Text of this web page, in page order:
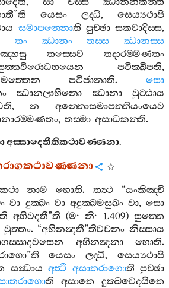
”ති යෙසං ලද‍්ධි, සෙය්‍යථාපි
සමාපන‍්නොති පුච‍්ඡා සකවාදිස‍්ස,
තං ඣානං තස‍්ස
ඣානස‍්ස
තස‍්සෙව
තදාරම‍්මණතං
පටික‍්ඛිපති,
පටිජානාති. සො
ඣානලාභිනො ඣානා
වුට‍්ඨාය
,න
අන‍්තොසමාපත‍්තියංයෙව
, තස‍්මා අසාධකන‍්ති.
අස‍්සාදෙතීතිකථාවණ‍්ණනා.
නාම හොති.තත්‍ථ “යංකිඤ‍්චි
වා දුක‍්ඛං වා අදුක‍්ඛමසුඛං වා, සො
අභිවදතී”ති (ම·නි· 1.409)සුත‍්තෙ
වුත‍්තං. “අභිනන්‍දතී”තිවචනං නිස‍්සාය
අභිනන්‍දනා හොති.
”ති යෙසං ලද‍්ධි,සෙය්‍යථාපි
සන්‍ධාය අත්‍ථි අසාතරාගොති පුච‍්ඡා
ති අසාතෙ
දුක‍්ඛවෙදයිතෙ